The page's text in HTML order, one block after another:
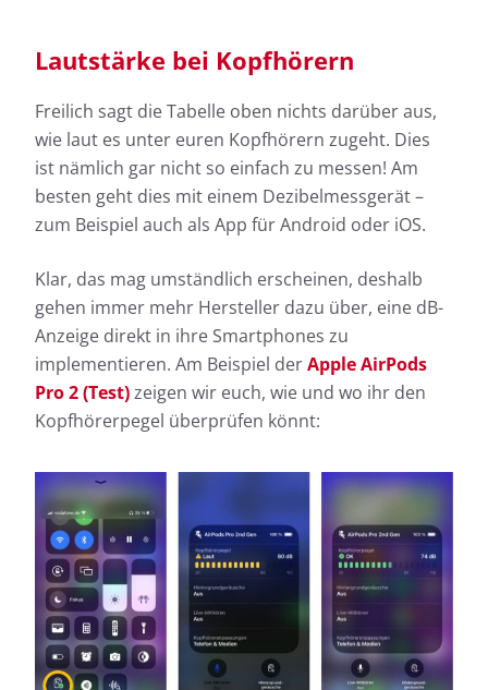
Lautstärke bei Kopfhörern
Freilich sagt die Tabelle oben nichts darüber aus,
wie laut es unter euren Kopfhörern zugeht. Dies
ist nämlich gar nicht so einfach zu messen! Am
besten geht dies mit einem Dezibelmessgerät –
zum Beispiel auch als App für Android oder iOS.
Klar, das mag umständlich erscheinen, deshalb
gehen immer mehr Hersteller dazu über, eine dB-
Anzeige direkt in ihre Smartphones zu
implementieren. Am Beispiel derApple AirPods
Pro 2 (Test)zeigen wir euch, wie und wo ihr den
Kopfhörerpegel überprüfen könnt: